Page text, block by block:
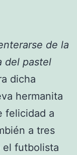
de la
del pastel
dicha
hermanita
felicidad a
a tres
el futbolista